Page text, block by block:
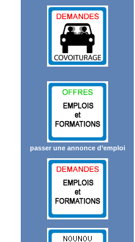
passer une annonce d’emploi